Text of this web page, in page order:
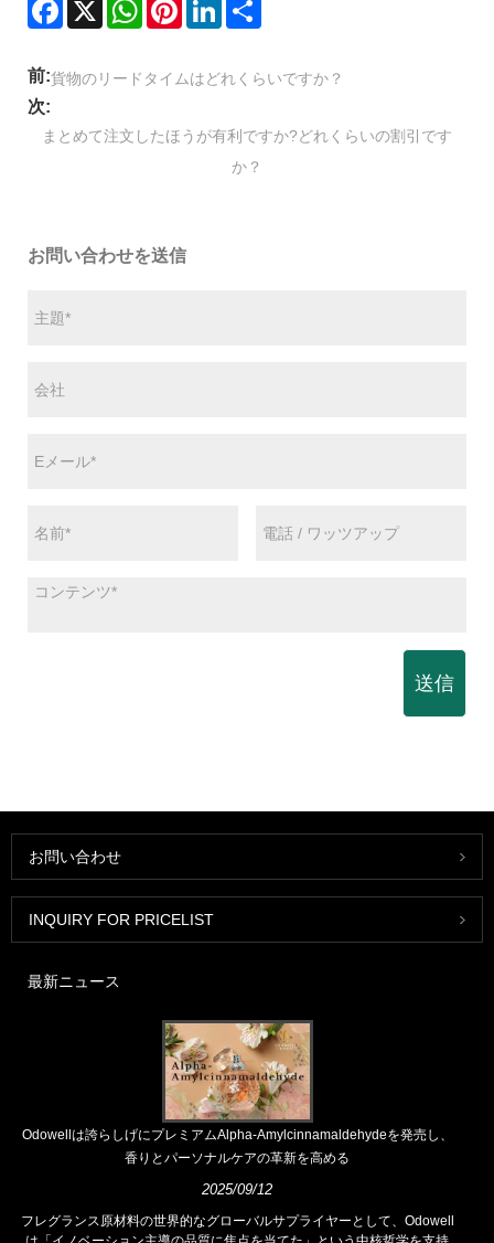
前:貨物のリードタイムはどれくらいですか？
次:
まとめて注文したほうが有利ですか?どれくらいの割引です
か？
お問い合わせを送信
送信
お問い合わせ
INQUIRY FOR PRICELIST
最新ニュース
Odowellは誇らしげにプレミアムAlpha-Amylcinnamaldehydeを発売し、
香りとパーソナルケアの革新を高める
2025/09/12
フレグランス原材料の世界的なグローバルサプライヤーとして、Odowell